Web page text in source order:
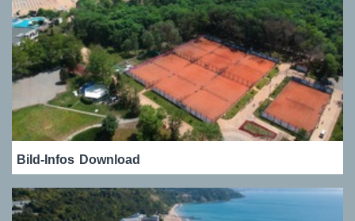
Bild-Infos Download